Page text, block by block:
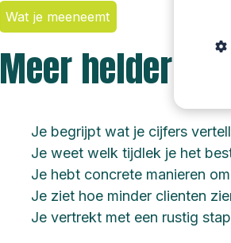
Wat je meeneemt
Meer
Je begrijpt wat je cijfers
Je weet welk tijdlek je het
Je hebt concrete manieren
Je ziet hoe minder clienten
Je vertrekt met een rustig